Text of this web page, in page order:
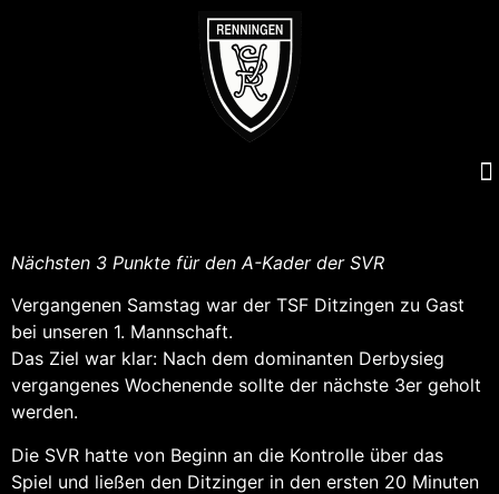
Nächsten 3 Punkte für den A-Kader der SVR
Vergangenen Samstag war der TSF Ditzingen zu Gast
bei unseren 1. Mannschaft.
Das Ziel war klar: Nach dem dominanten Derbysieg
vergangenes Wochenende sollte der nächste 3er geholt
werden.
Die SVR hatte von Beginn an die Kontrolle über das
Spiel und ließen den Ditzinger in den ersten 20 Minuten